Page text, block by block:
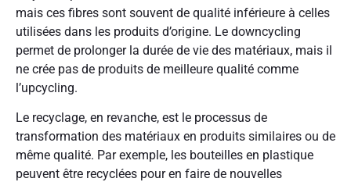
mais ces fibres sont souvent de qualité inférieure à celles
utilisées dans les produits d’origine. Le downcycling
permet de prolonger la durée de vie des matériaux, mais il
ne crée pas de produits de meilleure qualité comme
l’upcycling.
Le recyclage, en revanche, est le processus de
transformation des matériaux en produits similaires ou de
même qualité. Par exemple, les bouteilles en plastique
peuvent être recyclées pour en faire de nouvelles